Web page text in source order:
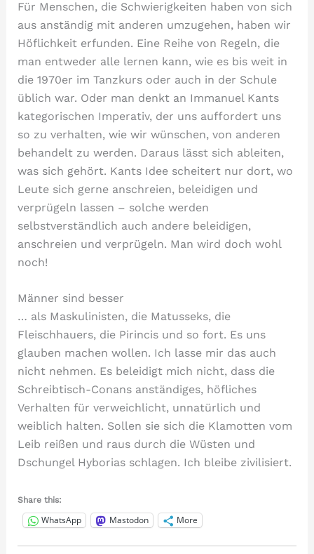
Für Menschen, die Schwierigkeiten haben von sich
aus anständig mit anderen umzugehen, haben wir
Höflichkeit erfunden. Eine Reihe von Regeln, die
man entweder alle lernen kann, wie es bis weit in
die 1970er im Tanzkurs oder auch in der Schule
üblich war. Oder man denkt an Immanuel Kants
kategorischen Imperativ, der uns auffordert uns
so zu verhalten, wie wir wünschen, von anderen
behandelt zu werden. Daraus lässt sich ableiten,
was sich gehört. Kants Idee scheitert nur dort, wo
Leute sich gerne anschreien, beleidigen und
verprügeln lassen – solche werden
selbstverständlich auch andere beleidigen,
anschreien und verprügeln. Man wird doch wohl
noch!
Männer sind besser
… als Maskulinisten, die Matusseks, die
Fleischhauers, die Pirincis und so fort. Es uns
glauben machen wollen. Ich lasse mir das auch
nicht nehmen. Es beleidigt mich nicht, dass die
Schreibtisch-Conans anständiges, höfliches
Verhalten für verweichlicht, unnatürlich und
weiblich halten. Sollen sie sich die Klamotten vom
Leib reißen und raus durch die Wüsten und
Dschungel Hyborias schlagen. Ich bleibe zivilisiert.
Share this:
WhatsApp Mastodon More